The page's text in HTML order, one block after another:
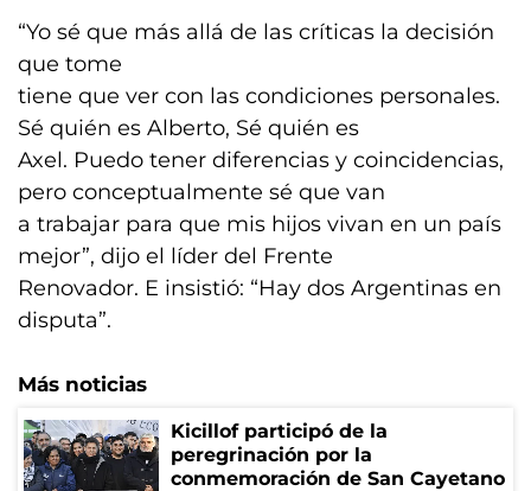
“Yo sé que más allá de las críticas la decisión
que tome
tiene que ver con las condiciones personales.
Sé quién es Alberto, Sé quién es
Axel. Puedo tener diferencias y coincidencias,
pero conceptualmente sé que van
a trabajar para que mis hijos vivan en un país
mejor”, dijo el líder del Frente
Renovador. E insistió: “Hay dos Argentinas en
disputa”.
Más noticias
Kicillof participó de la
peregrinación por la
conmemoración de San Cayetano